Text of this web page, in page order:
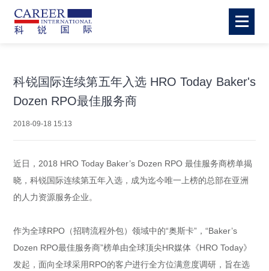
科锐国际连续第五年入选 HRO Today Baker's
Dozen RPO最佳服务商
2018-09-18 15:13
近日，2018 HRO Today Baker’s Dozen RPO 最佳服务商榜单揭
晓，科锐国际连续第五年入选，成为迄今唯一上榜的总部在亚洲
的人力资源服务企业。
作为全球RPO（招聘流程外包）领域中的“奥斯卡”，“Baker’s
Dozen RPO最佳服务商”榜单由全球顶尖HR媒体《HRO Today》
发起，面向全球采用RPO的客户进行全方位满意度调研，旨在选